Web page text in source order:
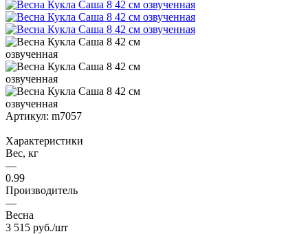
Артикул: m7057
Характеристики
Вес, кг
—
0.99
Производитель
—
Весна
3 515 руб./шт